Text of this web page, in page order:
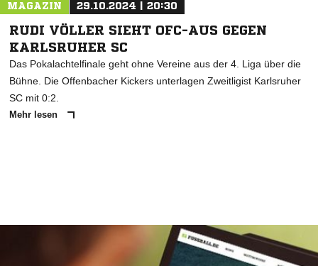
MAGAZIN 29.10.2024 | 20:30
RUDI VÖLLER SIEHT OFC-AUS GEGEN
KARLSRUHER SC
Das Pokalachtelfinale geht ohne Vereine aus der 4. Liga über die
Bühne. Die Offenbacher Kickers unterlagen Zweitligist Karlsruher
SC mit 0:2.
Mehr lesen